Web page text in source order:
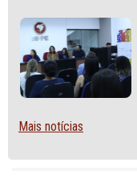
Mais notícias